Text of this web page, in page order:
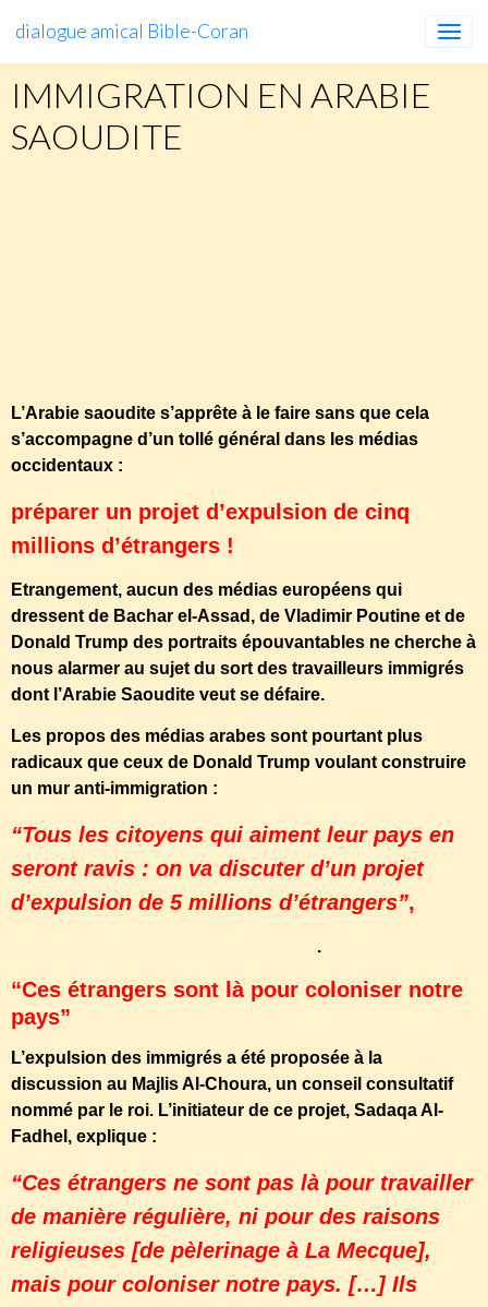
dialogue amical Bible-Coran
IMMIGRATION EN ARABIE
SAOUDITE
L’Arabie saoudite s’apprête à le faire sans que cela
s’accompagne d’un tollé général dans les médias
occidentaux :
préparer un projet d’expulsion de cinq
millions d’étrangers !
Etrangement, aucun des médias européens qui
dressent de Bachar el-Assad, de Vladimir Poutine et de
Donald Trump des portraits épouvantables ne cherche à
nous alarmer au sujet du sort des travailleurs immigrés
dont l’Arabie Saoudite veut se défaire.
Les propos des médias arabes sont pourtant plus
radicaux que ceux de Donald Trump voulant construire
un mur anti-immigration :
“Tous les citoyens qui aiment leur pays en
seront ravis : on va discuter d’un projet
d’expulsion de 5 millions d’étrangers”,
.
“Ces étrangers sont là pour coloniser notre
pays”
L’expulsion des immigrés a été proposée à la
discussion au Majlis Al-Choura, un conseil consultatif
nommé par le roi. L’initiateur de ce projet, Sadaqa Al-
Fadhel, explique :
“Ces étrangers ne sont pas là pour travailler
de manière régulière, ni pour des raisons
religieuses [de pèlerinage à La Mecque],
mais pour coloniser notre pays. […] Ils